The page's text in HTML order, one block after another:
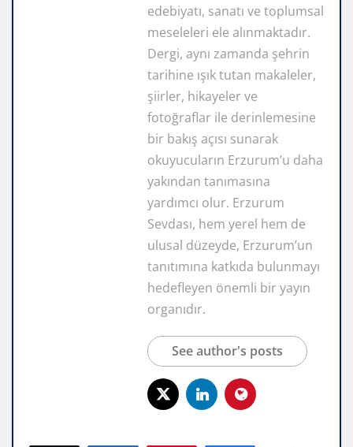
edebiyatı, sanatı ve toplumsal
meseleleri ele alınmaktadır.
Dergi, aynı zamanda şehrin
tarihine ışık tutan makaleler,
şiirler, hikayeler ve
fotoğraflar ile derinlemesine
bir bakış açısı sunarak
okuyucuların Erzurum’u daha
yakından tanımasına
yardımcı olur. Erzurum
Sevdası, hem yerel hem de
ulusal düzeyde, Erzurum’un
tanıtımına katkıda bulunmayı
hedefleyen önemli bir yayın
organıdır.
See author's posts